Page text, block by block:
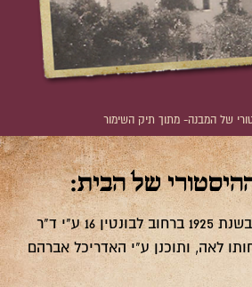
של המבנה- מתוך תיק השימור
של הבית:
בית אבושדיד הוקם בשנת 1925 ברחוב לבונטין 16 ע"י ד"ר
לאה, ותוכנן ע"י האדריכל אברהם